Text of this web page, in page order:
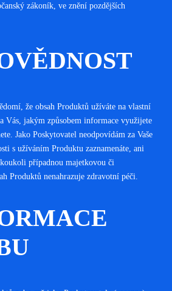
zákoník, ve znění pozdějších
že obsah Produktů užíváte na vlastní
Vás, jakým způsobem informace využijete
Jako Poskytovatel neodpovídám za Vaše
s užíváním Produktu zaznamenáte, ani
případnou majetkovou či
Produktů nenahrazuje zdravotní péči.